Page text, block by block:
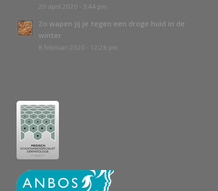
20 april 2020 - 3:44 pm
Zo wapen jij je tegen een droge huid in de
winter
8 februari 2020 - 12:28 pm